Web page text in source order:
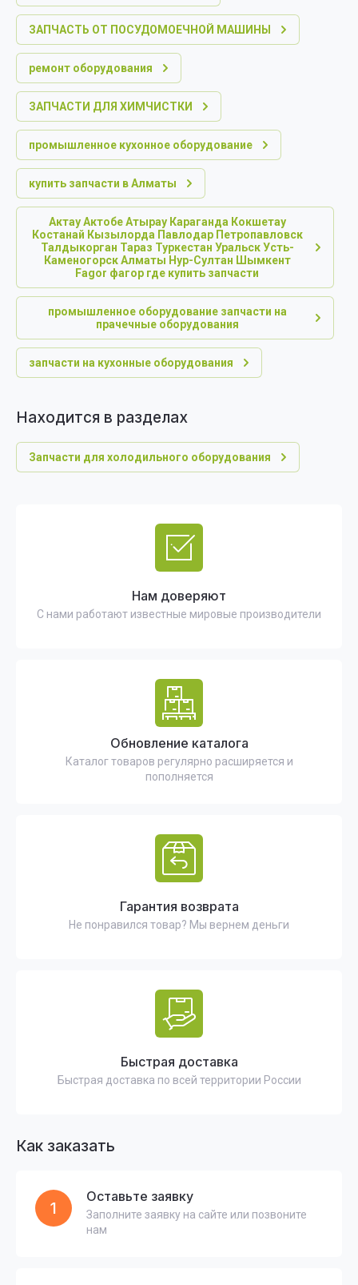
ЗАПЧАСТЬ ОТ ПОСУДОМОЕЧНОЙ МАШИНЫ
ремонт оборудования
ЗАПЧАСТИ ДЛЯ ХИМЧИСТКИ
промышленное кухонное оборудование
купить запчасти в Алматы
Актау Актобе Атырау Караганда Кокшетау
Костанай Кызылорда Павлодар Петропавловск
Талдыкорган Тараз Туркестан Уральск Усть-
Каменогорск Алматы Нур-Султан Шымкент
Fagor фагор где купить запчасти
промышленное оборудование запчасти на
прачечные оборудования
запчасти на кухонные оборудования
Находится в разделах
Запчасти для холодильного оборудования
Нам доверяют
С нами работают известные мировые производители
Обновление каталога
Каталог товаров регулярно расширяется и
пополняется
Гарантия возврата
Не понравился товар? Мы вернем деньги
Быстрая доставка
Быстрая доставка по всей территории России
Как заказать
1
Оставьте заявку
Заполните заявку на сайте или позвоните
нам